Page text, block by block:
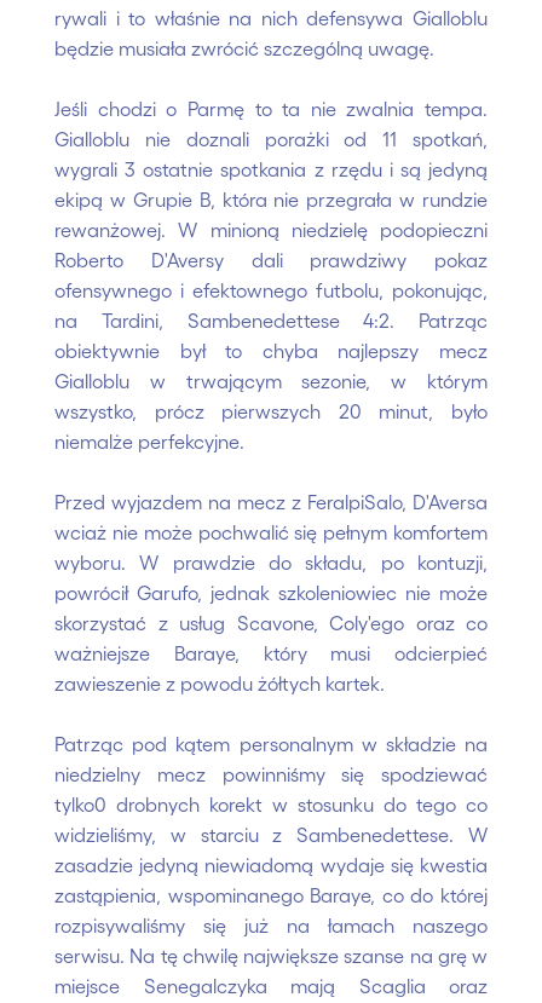
rywali i to właśnie na nich defensywa Gialloblu
będzie musiała zwrócić szczególną uwagę.
Jeśli chodzi o Parmę to ta nie zwalnia tempa.
Gialloblu nie doznali porażki od 11 spotkań,
wygrali 3 ostatnie spotkania z rzędu i są jedyną
ekipą w Grupie B, która nie przegrała w rundzie
rewanżowej. W minioną niedzielę podopieczni
Roberto D'Aversy dali prawdziwy pokaz
ofensywnego i efektownego futbolu, pokonując,
na Tardini, Sambenedettese 4:2. Patrząc
obiektywnie był to chyba najlepszy mecz
Gialloblu w trwającym sezonie, w którym
wszystko, prócz pierwszych 20 minut, było
niemalże perfekcyjne.
Przed wyjazdem na mecz z FeralpiSalo, D'Aversa
wciaż nie może pochwalić się pełnym komfortem
wyboru. W prawdzie do składu, po kontuzji,
powrócił Garufo, jednak szkoleniowiec nie może
skorzystać z usług Scavone, Coly'ego oraz co
ważniejsze Baraye, który musi odcierpieć
zawieszenie z powodu żółtych kartek.
Patrząc pod kątem personalnym w składzie na
niedzielny mecz powinniśmy się spodziewać
tylko0 drobnych korekt w stosunku do tego co
widzieliśmy, w starciu z Sambenedettese. W
zasadzie jedyną niewiadomą wydaje się kwestia
zastąpienia, wspominanego Baraye, co do której
rozpisywaliśmy się już na łamach naszego
serwisu. Na tę chwilę największe szanse na grę w
miejsce Senegalczyka mają Scaglia oraz